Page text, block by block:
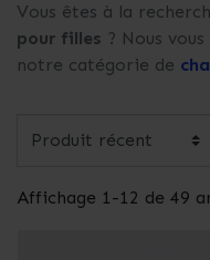
Vous êtes à la
pour filles ? Nous
notre catégorie de
Affichage 1-12 de 49